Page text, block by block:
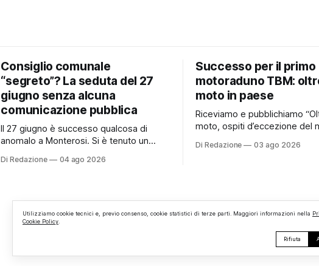
Consiglio comunale
“segreto”? La seduta del 27
giugno senza alcuna
comunicazione pubblica
Il 27 giugno è successo qualcosa di
anomalo a Monterosi. Si è tenuto un
a quanto verificato da Monterosi24, non
Un’anomalia che merita spiegazioni. Il
Consiglio comunale è, per sua natura,
un’assemblea
Di Redazione 04 ago 2026
Successo per il primo
motoraduno TBM:
moto in paese
Riceviamo e pubblichiamo
moto, ospiti d’eccezione del
hanno caratterizzato il primo
richiamando appassionati
ruote da tutto il Lazio e dalle
Di Redazione 03 ago 2026
Utilizziamo cookie tecnici e, previo consenso, cookie statistici di terze parti. Maggiori informazioni nella
Cookie Policy
Rifiuta